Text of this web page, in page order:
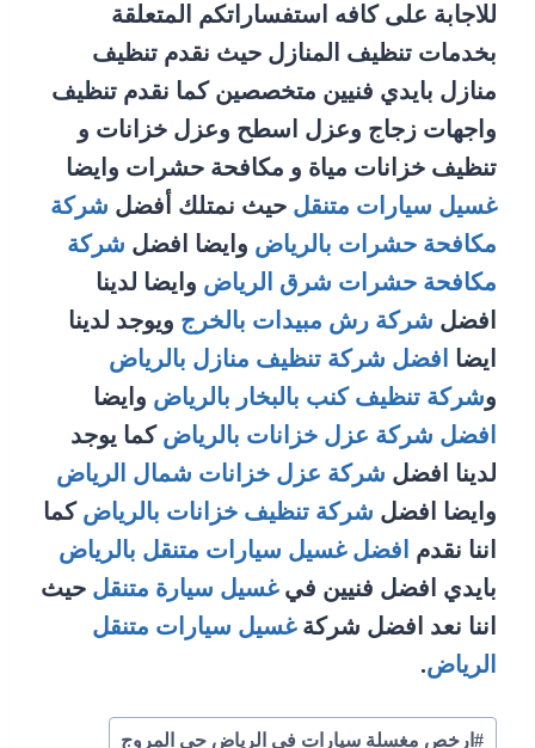
للاجابة على كافه استفساراتكم المتعلقة
بخدمات تنظيف المنازل حيث نقدم تنظيف
منازل بايدي فنيين متخصصين كما نقدم تنظيف
واجهات زجاج وعزل اسطح وعزل خزانات و
تنظيف خزانات مياة و مكافحة حشرات وايضا
غسيل سيارات متنقل حيث نمتلك أفضل شركة
مكافحة حشرات بالرياض وايضا افضل شركة
مكافحة حشرات شرق الرياض وايضا لدينا
افضل شركة رش مبيدات بالخرج ويوجد لدينا
ايضا
افضل شركة تنظيف منازل بالرياض
وشركة تنظيف كنب بالبخار بالرياض وايضا
افضل شركة عزل خزانات بالرياض كما يوجد
لدينا افضل شركة عزل خزانات شمال الرياض
وايضا افضل شركة تنظيف خزانات بالرياض كما
اننا نقدم افضل غسيل سيارات متنقل بالرياض
بايدي افضل فنيين فيغسيل سيارة متنقل حيث
اننا نعد افضل شركةغسيل سيارات متنقل
الرياض.
وسوم
#ارخص مغسلة سيارات في الرياض حي المروج